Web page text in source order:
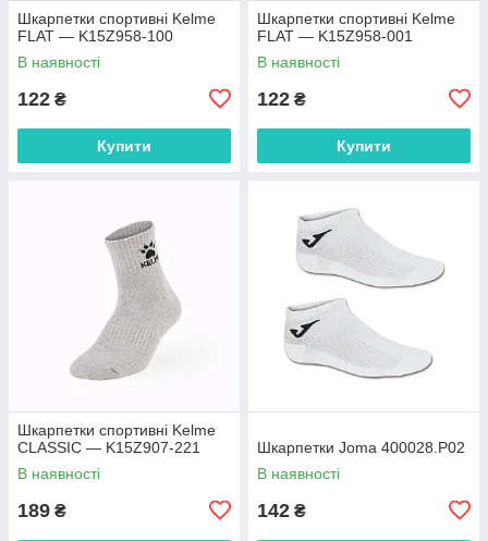
Шкарпетки спортивні Kelme
FLAT — K15Z958-100
В наявності
122 ₴
Купити
Шкарпетки спортивні Kelme
FLAT — K15Z958-001
В наявності
122 ₴
Купити
Шкарпетки спортивні Kelme
CLASSIC — K15Z907-221
В наявності
189 ₴
Шкарпетки Joma 400028.P02
В наявності
142 ₴